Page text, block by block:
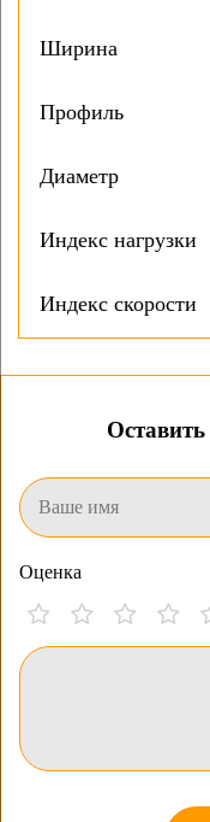
Ширина
Профиль
Диаметр
Индекс нагрузки
Индекс скорости
Оценка